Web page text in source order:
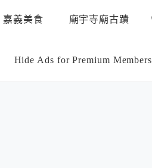
嘉義美食 廟宇寺廟古蹟
Hide Ads for Premium Members